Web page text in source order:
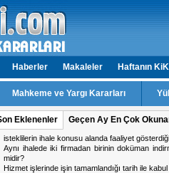
Haberler Makaleler Haftanın
Mahkeme ve Yargı Kararları
Eklenenler Geçen Ay En Çok
isteklilerin ihale konusu alanda faaliyet
Aynı ihalede iki firmadan birinin doküman
midir?
Hizmet işlerinde işin tamamlandığı tarih ile